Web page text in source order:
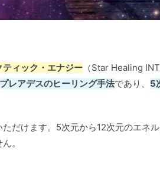
ィック・エナジー （Star Healing
プレアデスのヒーリング手法であり、 5
だけます。5次元から12次元のエネ
。